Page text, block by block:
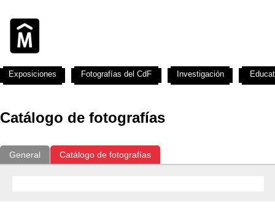
Catálogo de fotografías
General Catálogo de fotografías
Exposiciones Fotografías del CdF Investigación